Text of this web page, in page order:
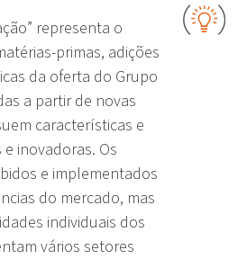
representa o
primas, adições
da oferta do Grupo
a partir de novas
características e
inovadoras. Os
e implementados
do mercado, mas
individuais dos
vários setores